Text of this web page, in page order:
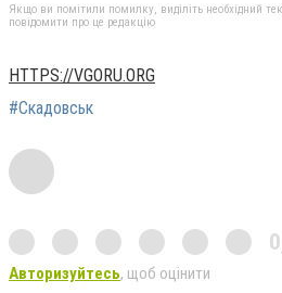
Якщо ви помітили помилку, виділіть необхідний
повідомити про це редакцію
HTTPS://VGORU.ORG
#Скадовськ
Авторизуйтесь, щоб оцінити